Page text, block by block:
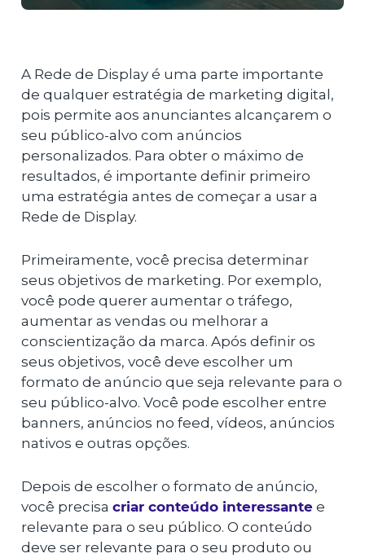
A Rede de Display é uma parte importante
de qualquer estratégia de marketing digital,
pois permite aos anunciantes alcançarem o
seu público-alvo com anúncios
personalizados. Para obter o máximo de
resultados, é importante definir primeiro
uma estratégia antes de começar a usar a
Rede de Display.
Primeiramente, você precisa determinar
seus objetivos de marketing. Por exemplo,
você pode querer aumentar o tráfego,
aumentar as vendas ou melhorar a
conscientização da marca. Após definir os
seus objetivos, você deve escolher um
formato de anúncio que seja relevante para o
seu público-alvo. Você pode escolher entre
banners, anúncios no feed, vídeos, anúncios
nativos e outras opções.
Depois de escolher o formato de anúncio,
você precisa criar conteúdo interessante e
relevante para o seu público. O conteúdo
deve ser relevante para o seu produto ou